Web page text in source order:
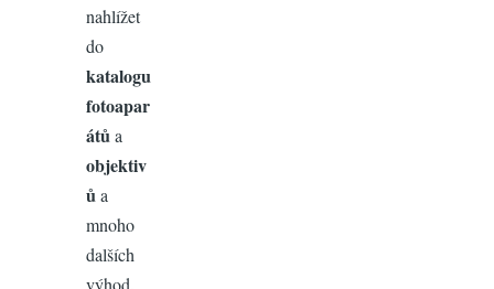
nahlížet
do
katalogu
fotoapar
átů a
objektiv
ů a
mnoho
dalších
výhod.